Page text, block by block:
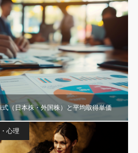
（日本株・外国株）と平均取得単価
心理